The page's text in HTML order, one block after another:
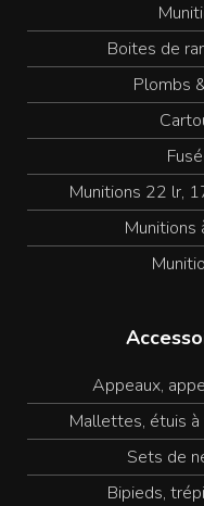
Boites de
Plombs
Munitions 22 lr,
Munitions
Appeaux,
Mallettes, étuis à
Sets de
Bipieds,